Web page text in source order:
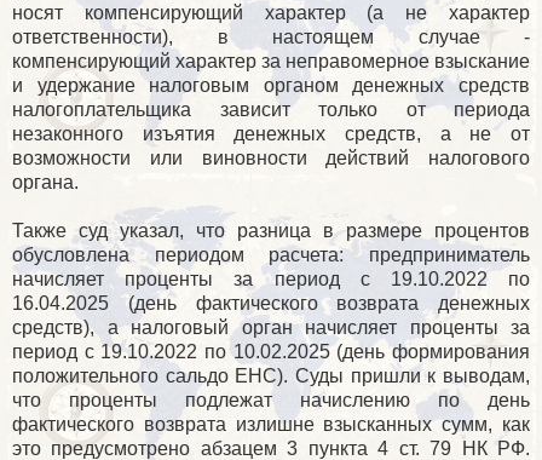
носят компенсирующий характер (а не характер
ответственности), в настоящем случае -
компенсирующий характер за неправомерное взыскание
и удержание налоговым органом денежных средств
налогоплательщика зависит только от периода
незаконного изъятия денежных средств, а не от
возможности или виновности действий налогового
органа.
Также суд указал, что разница в размере процентов
обусловлена периодом расчета: предприниматель
начисляет проценты за период с 19.10.2022 по
16.04.2025 (день фактического возврата денежных
средств), а налоговый орган начисляет проценты за
период с 19.10.2022 по 10.02.2025 (день формирования
положительного сальдо ЕНС). Суды пришли к выводам,
что проценты подлежат начислению по день
фактического возврата излишне взысканных сумм, как
это предусмотрено абзацем 3 пункта 4 ст. 79 НК РФ.